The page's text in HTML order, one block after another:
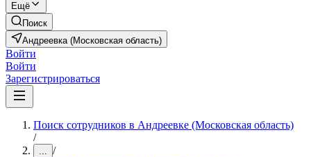
Ещё
Поиск
Андреевка (Московская область)
Войти
Войти
Зарегистрироваться
Поиск сотрудников в Андреевке (Московская область)
/
... /